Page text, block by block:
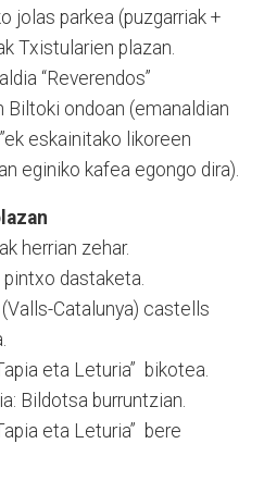
parkea (puzgarriak +
Txistularien plazan.
“Reverendos”
Biltoki ondoan (emanaldian
eskainitako likoreen
eginiko kafea egongo dira).
herrian zehar.
dastaketa.
Catalunya) castells
eta Leturia” bikotea.
Bildotsa burruntzian.
eta Leturia” bere